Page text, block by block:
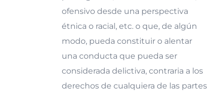
ofensivo desde una perspectiva
étnica o racial, etc. o que, de algún
modo, pueda constituir o alentar
una conducta que pueda ser
considerada delictiva, contraria a los
derechos de cualquiera de las partes